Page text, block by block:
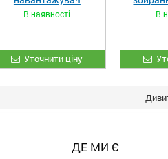
«STRONG»
В наявності
Уточнити ціну
В
ДЕ МИ Є